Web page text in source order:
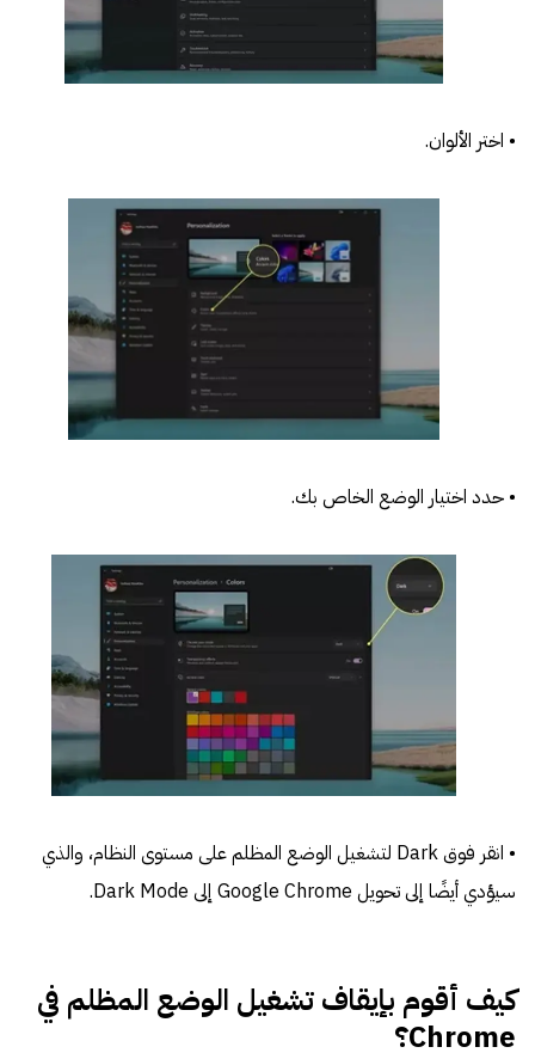
• اختر الألوان.
• حدد اختيار الوضع الخاص بك.
• انقر فوق Dark لتشغيل الوضع المظلم على مستوى النظام، والذي
سيؤدي أيضًا إلى تحويل Google Chrome إلى Dark Mode.
كيف أقوم بإيقاف تشغيل الوضع المظلم في
Chrome؟